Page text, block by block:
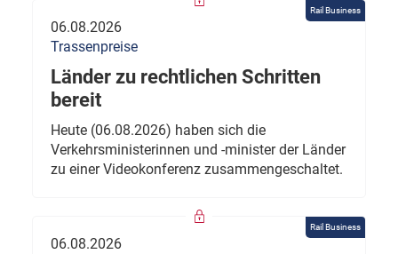
Rail Business
06.08.2026
Trassenpreise
Länder zu rechtlichen Schritten
bereit
Heute (06.08.2026) haben sich die
Verkehrsministerinnen und -minister der Länder
zu einer Videokonferenz zusammengeschaltet.
Rail Business
06.08.2026